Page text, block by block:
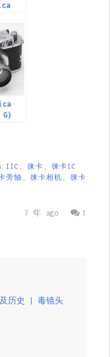
）
IIC , 徕卡 , 徕卡IC
旁轴 , 徕卡相机 , 徕卡
1
7 年 ago
历史 | 毒镜头